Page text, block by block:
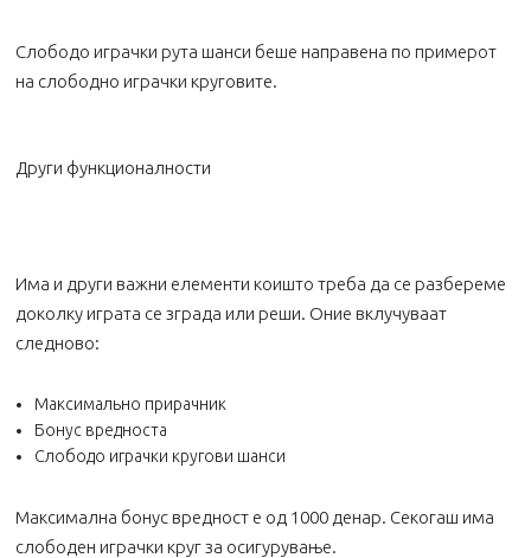
Слободо играчки рута шанси беше направена по примерот
на слободно играчки круговите.
Други функционалности
Има и други важни елементи коишто треба да се разбереме
доколку играта се зграда или реши. Оние вклучуваат
следново:
Максимально прирачник
Бонус вредноста
Слободо играчки кругови шанси
Максимална бонус вредност е од 1000 денар. Секогаш има
слободен играчки круг за осигурување.